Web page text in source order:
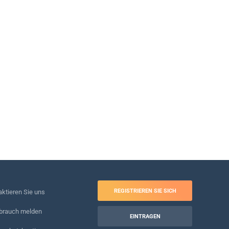
Sie uns
melden
REGISTRIEREN SIE SICH
EINTRAGEN